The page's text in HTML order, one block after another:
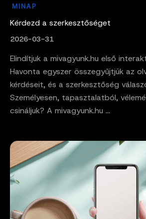
MINAP
Kérdezd a szerkesztőséget
2026-03-31
Elindítjuk a mivagyunk.hu első
Havonta egyszer összegyűjtjük az
kérdéseit, és a szerkesztőség
Személyesen, tapasztalatból,
csináljuk? A mivagyunk.hu ...